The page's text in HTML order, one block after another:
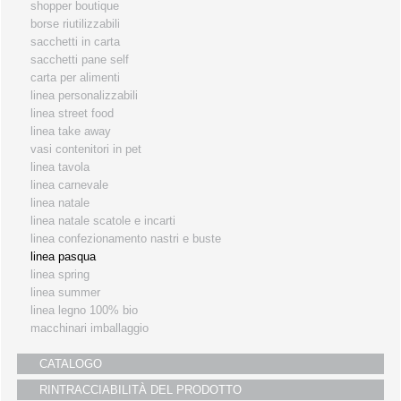
i partners
servizio clienti
fiere
shopper boutique
borse riutilizzabili
sacchetti in carta
sacchetti pane self
carta per alimenti
linea personalizzabili
linea street food
linea take away
vasi contenitori in pet
linea tavola
linea carnevale
linea natale
linea natale scatole e incarti
linea confezionamento nastri e buste
linea pasqua
linea spring
linea summer
linea legno 100% bio
macchinari imballaggio
CATALOGO
RINTRACCIABILITÀ DEL PRODOTTO